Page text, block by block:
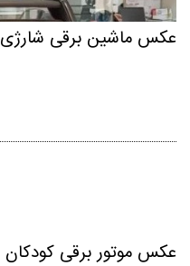
عکس ماشین برقی شارژی
عکس موتور برقی کودکان